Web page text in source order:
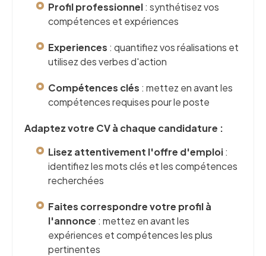
Profil professionnel: synthétisez vos
compétences et expériences
Experiences : quantifiez vos réalisations et
utilisez des verbes d'action
Compétences clés : mettez en avant les
compétences requises pour le poste
Adaptez votre CV à chaque candidature :
Lisez attentivement l'offre d'emploi:
identifiez les mots clés et les compétences
recherchées
Faites correspondre votre profil à
l'annonce : mettez en avant les
expériences et compétences les plus
pertinentes